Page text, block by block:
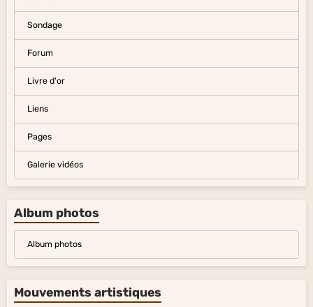
Sondage
Forum
Livre d'or
Liens
Pages
Galerie vidéos
Album photos
Album photos
Mouvements artistiques